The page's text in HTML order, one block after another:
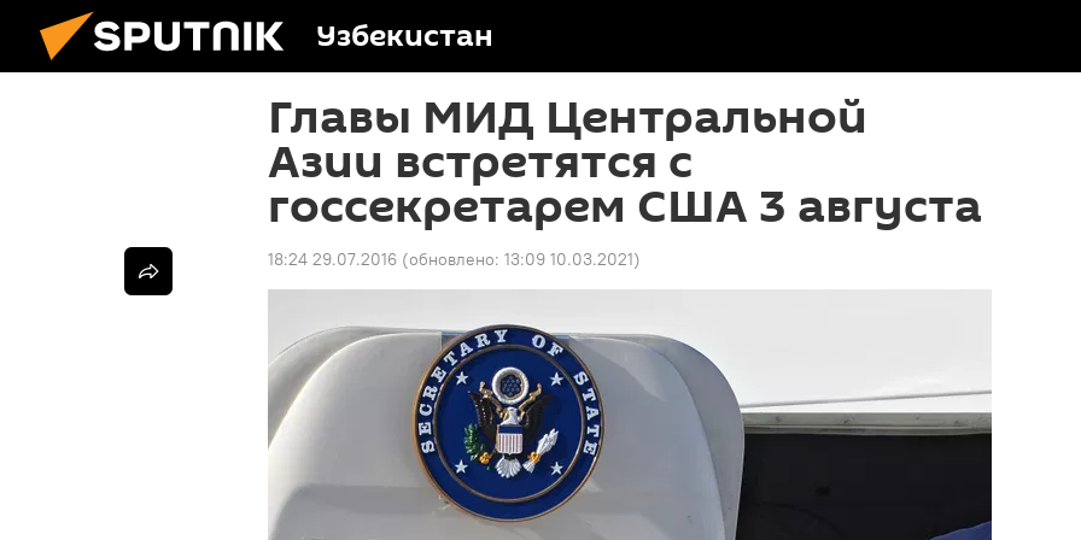
Узбекистан
Главы МИД Центральной
Азии встретятся с
госсекретарем США 3 августа
18:24 29.07.2016 (обновлено: 13:09 10.03.2021)